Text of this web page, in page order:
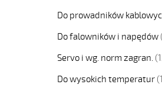
Do prowadników
Do falowników i napędów
Servo i wg. norm zagran.
Do wysokich temperatur